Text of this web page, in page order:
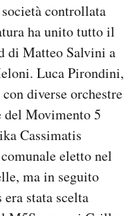
controllata
ha unito tutto il
di Matteo Salvini a
Luca Pirondini,
diverse orchestre
Movimento 5
Cassimatis
eletto nel
ma in seguito
stata scelta